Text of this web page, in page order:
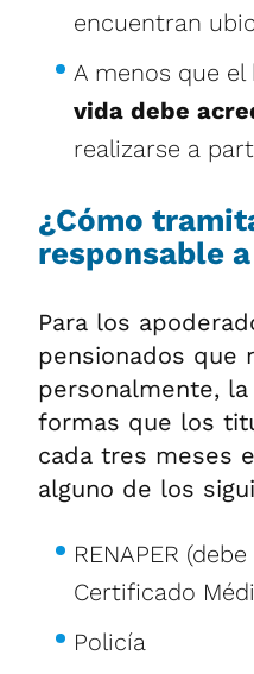
encuentran
A menos que
vida debe
realizarse a
¿Cómo
responsable
Para los
pensionados que
personalmente,
formas que los
cada tres meses
alguno de los
RENAPER
Certificado
Policía